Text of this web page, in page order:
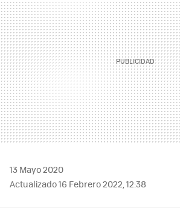
13 Mayo 2020
Actualizado 16 Febrero 2022, 12:38